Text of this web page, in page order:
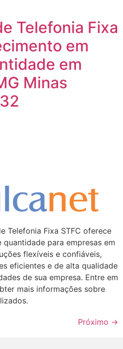
Telefonia Fixa
em
em
Minas
Telefonia Fixa STFC oferece
para empresas em
flexíveis e confiáveis,
eficientes e de alta qualidade
de sua empresa. Entre em
mais informações sobre
Próximo →